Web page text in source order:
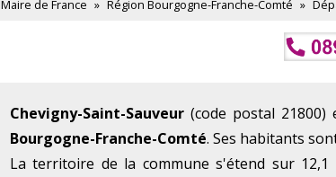
Maire de France » Région Bourgogne-Franche-Comté »
Chevigny-Saint-Sauveur (code postal
Bourgogne-Franche-Comté. Ses habitants
La territoire de la commune s'étend sur